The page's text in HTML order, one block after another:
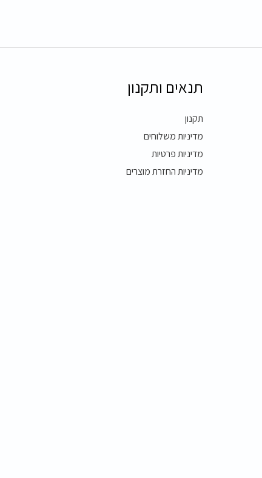
תנאים ותקנון
תקנון
מדיניות משלוחים
מדיניות פרטיות
מדיניות החזרת מוצרים